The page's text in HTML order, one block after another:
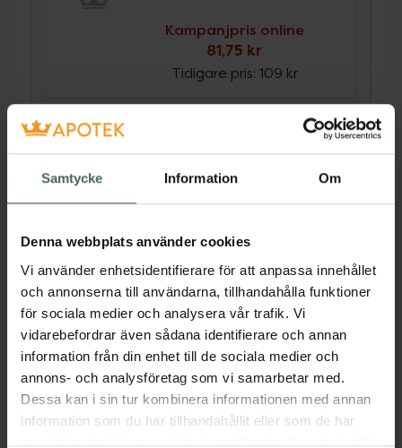
Samtycke Information Om
Denna webbplats använder cookies
Vi använder enhetsidentifierare för att anpassa innehållet
och annonserna till användarna, tillhandahålla funktioner
för sociala medier och analysera vår trafik. Vi
vidarebefordrar även sådana identifierare och annan
information från din enhet till de sociala medier och
annons- och analysföretag som vi samarbetar med.
Dessa kan i sin tur kombinera informationen med annan
information som du har tillhandahållit eller som de har
samlat in när du har använt deras tjänster. Samtycke till
Kampanjpris online
81,75 kr
Tidigare pris: 109 kr
Kampanjpris online
Tidigare pris:
Köp båda för:171 kr
Köp båda
Beskrivning Dölj
Skonsam och effektiv antiperspirant.